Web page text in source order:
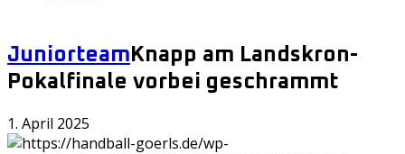
Juniorteam Knapp am Landskron-
Pokalfinale vorbei geschrammt
1. April 2025